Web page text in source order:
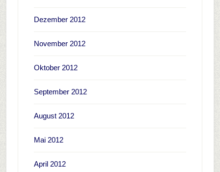
Dezember 2012
November 2012
Oktober 2012
September 2012
August 2012
Mai 2012
April 2012